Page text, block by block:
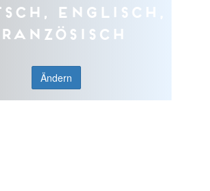
Englisch,
Ändern